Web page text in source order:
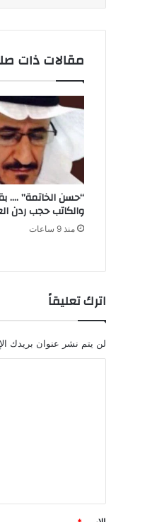
مقالات ذات
“حسن الخاتمة” ….
والكاتب حجب ردن
منذ 9 ساعات
اترك تعليقاً
لن يتم نشر عنوان بريدك
*